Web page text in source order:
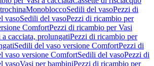
MonobloccoSedili del vasoPezzi di
vasoSedili del vasoPezzi di ricambio per
ComfortPezzi di ricambio per Vasi
a cacciata, prolungatiPezzi di ricambio per
Sedili del vaso versione ComfortPezzi di
vaso versione ComfortSedili del vasoPezzi di
vasoVasi per bambiniPezzi di ricambio per